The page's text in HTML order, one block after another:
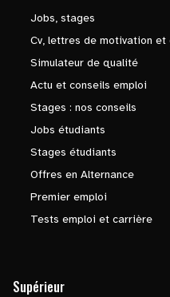
Jobs, stages
Cv, lettres de motivation
Simulateur de qualité
Actu et conseils emploi
Stages : nos conseils
Jobs étudiants
Stages étudiants
Offres en Alternance
Premier emploi
Tests emploi et carrière
Supérieur